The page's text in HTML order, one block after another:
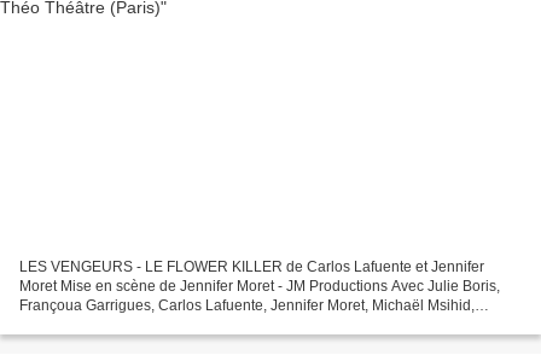
LES VENGEURS - LE FLOWER KILLER de Carlos Lafuente et Jennifer
Moret Mise en scène de Jennifer Moret - JM Productions Avec Julie Boris,
Françoua Garrigues, Carlos Lafuente, Jennifer Moret, Michaël Msihid,